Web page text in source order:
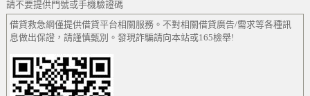
請不要提供門號或手機驗證碼
借貸救急網僅提供借貸平台相關服務。不對相關借貸廣告/需求等各種訊
息做出保證，請謹慎甄別。發現詐騙請向本站或165檢舉!